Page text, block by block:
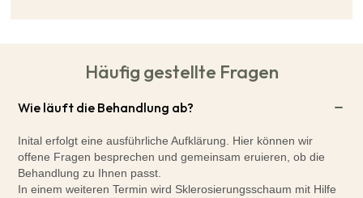
Häufig gestellte Fragen
Wie läuft die Behandlung ab?
Inital erfolgt eine ausführliche Aufklärung. Hier können wir
offene Fragen besprechen und gemeinsam eruieren, ob die
Behandlung zu Ihnen passt.
In einem weiteren Termin wird Sklerosierungsschaum mit Hilfe